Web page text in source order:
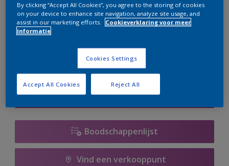
Aantal Verfcalculator
Op dit moment is het niet mogelijk dit product online
te bestellen. Bezoek je dichtstbijzijnde winkel of klik op
de knop hieronder.
Boodschappenlijst
Vind een verkooppunt
By clicking “Accept All Cookies”, you agree to the storing of cookies
on your device to enhance site navigation, analyze site usage, and
assist in our marketing efforts.
Cookieverklaring voor meer
informatie
Cookies Settings
Reject All
Accept All Cookies